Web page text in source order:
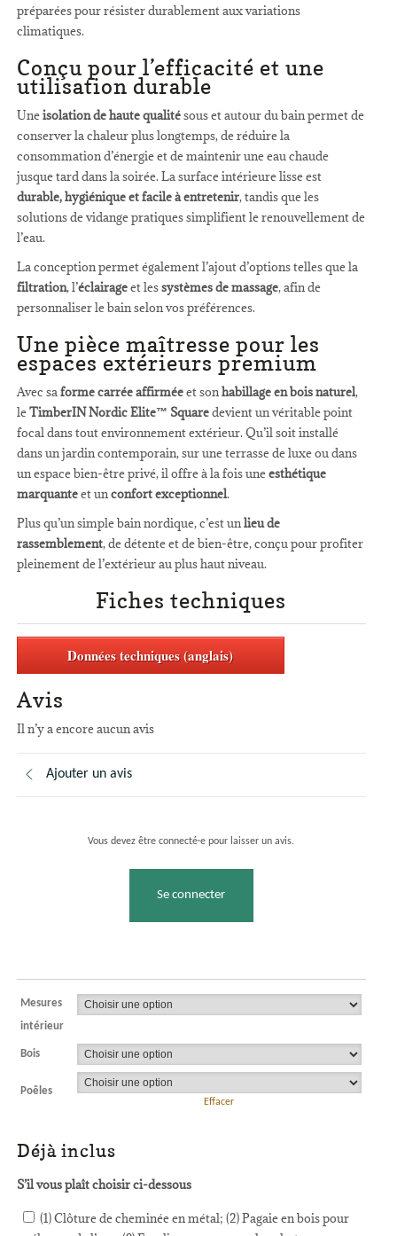
préparées pour résister durablement aux variations
climatiques.
Conçu pour l’efficacité et une
utilisation durable
Uneisolation de haute qualitésous et autour du bain permet de
conserver la chaleur plus longtemps, de réduire la
consommation d’énergie et de maintenir une eau chaude
jusque tard dans la soirée. La surface intérieure lisse est
durable, hygiénique et facile à entretenir, tandis que les
solutions de vidange pratiques simplifient le renouvellement de
l’eau.
La conception permet également l’ajout d’options telles que la
filtration, l’éclairageet lessystèmes de massage, afin de
personnaliser le bain selon vos préférences.
Une pièce maîtresse pour les
espaces extérieurs premium
Avec saforme carrée affirméeet sonhabillage en bois naturel,
leTimberIN Nordic Elite™ Squaredevient un véritable point
focal dans tout environnement extérieur. Qu’il soit installé
dans un jardin contemporain, sur une terrasse de luxe ou dans
un espace bien-être privé, il offre à la fois uneesthétique
marquanteet unconfort exceptionnel.
Plus qu’un simple bain nordique, c’est unlieu de
rassemblement, de détente et de bien-être, conçu pour profiter
pleinement de l’extérieur au plus haut niveau.
Fiches techniques
Données techniques (anglais)
Avis
Il n’y a encore aucun avis
Ajouter un avis
Vous devez être connecté·e pour laisser un avis.
Se connecter
Mesures
intérieur
Bois
Poêles
Effacer
Déjà inclus
S’il vous plaît choisir ci-dessous
(1) Clôture de cheminée en métal; (2) Pagaie en bois pour